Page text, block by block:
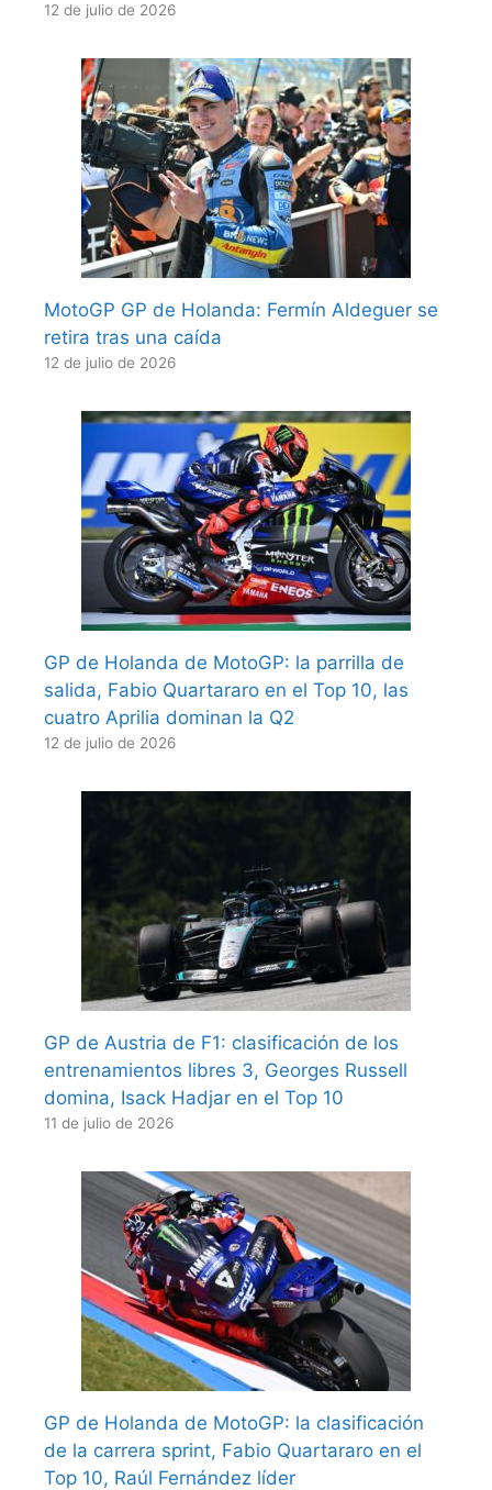
12 de julio de 2026
MotoGP GP de Holanda: Fermín Aldeguer se
retira tras una caída
12 de julio de 2026
GP de Holanda de MotoGP: la parrilla de
salida, Fabio Quartararo en el Top 10, las
cuatro Aprilia dominan la Q2
12 de julio de 2026
GP de Austria de F1: clasificación de los
entrenamientos libres 3, Georges Russell
domina, Isack Hadjar en el Top 10
11 de julio de 2026
GP de Holanda de MotoGP: la clasificación
de la carrera sprint, Fabio Quartararo en el
Top 10, Raúl Fernández líder